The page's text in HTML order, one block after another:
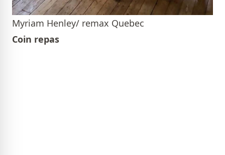
Myriam Henley/ remax Quebec
Coin repas